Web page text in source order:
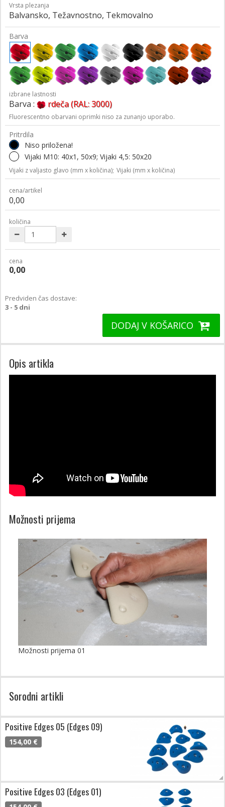
Vrsta plezanja
Balvansko, Težavnostno, Tekmovalno
Barva
izbrane lastnosti
Barva : rdeča (RAL: 3000)
Fluorescentno obarvani oprimki niso za zunanjo uporabo.
Pritrdila
Niso priložena!
Vijaki M10: 40x1, 50x9; Vijaki 4,5: 50x20
Vijaki z valjasto glavo (mm x količina); Vijaki (mm x količina)
cena/artikel
0,00
količina
cena
0,00
Predviden čas dostave:
3 - 5 dni
DODAJ V KOŠARICO
Opis artikla
Možnosti prijema
Možnosti prijema 01
Sorodni artikli
Positive Edges 05 (Edges 09)
154,00 €
Positive Edges 03 (Edges 01)